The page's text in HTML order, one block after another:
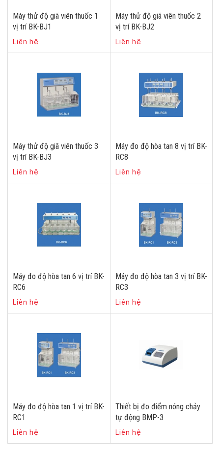
Máy thử độ giã viên thuốc 1
vị trí BK-BJ1
Liên hệ
Máy thử độ giã viên thuốc 2
vị trí BK-BJ2
Liên hệ
Máy thử độ giã viên thuốc 3
vị trí BK-BJ3
Liên hệ
Máy đo độ hòa tan 8 vị trí BK-
RC8
Liên hệ
Máy đo độ hòa tan 6 vị trí BK-
RC6
Liên hệ
Máy đo độ hòa tan 3 vị trí BK-
RC3
Liên hệ
Máy đo độ hòa tan 1 vị trí BK-
RC1
Liên hệ
Thiết bị đo điểm nóng chảy
tự động BMP-3
Liên hệ